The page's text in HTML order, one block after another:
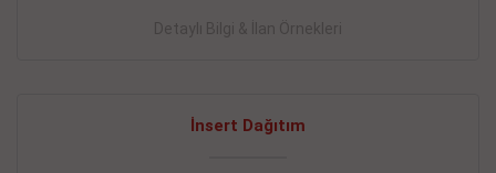
Detaylı Bilgi & İlan Örnekleri
İnsert Dağıtım